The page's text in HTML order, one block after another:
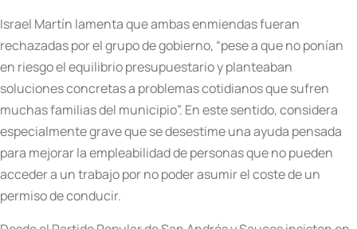
Israel Martín lamenta que ambas enmiendas fueran
rechazadas por el grupo de gobierno, “pese a que no ponían
en riesgo el equilibrio presupuestario y planteaban
soluciones concretas a problemas cotidianos que sufren
muchas familias del municipio”. En este sentido, considera
especialmente grave que se desestime una ayuda pensada
para mejorar la empleabilidad de personas que no pueden
acceder a un trabajo por no poder asumir el coste de un
permiso de conducir.